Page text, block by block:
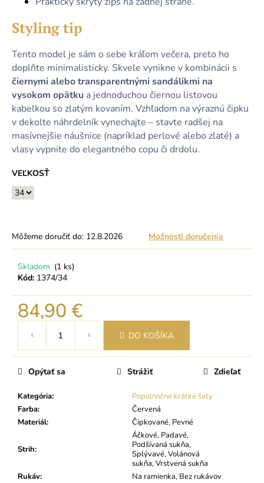
Styling tip
Tento model je sám o sebe kráľom večera, preto ho
doplňte minimalisticky. Skvele vynikne v kombinácii s
čiernymi alebo transparentnými sandálikmi na
vysokom opätku a jednoduchou čiernou listovou
kabelkou so zlatým kovaním. Vzhľadom na výraznú čipku
v dekolte náhrdelník vynechajte – stavte radšej na
masívnejšie náušnice (napríklad perlové alebo zlaté) a
vlasy vypnite do elegantného copu či drdolu.
VEĽKOSŤ
Môžeme doručiť do: 12.8.2026 Možnosti doručenia
Skladom (1 ks)
Kód: 1374/34
84,90 €
cena:
DO KOŠÍKA
Kategória:
Popolnočné krátke šaty
Farba:
Červená
Materiál: Čipkované, Pevné
Strih:
Áčkové, Padavé,
Podšívaná sukňa,
Splývavé, Volánová
sukňa, Vrstvená sukňa
Rukáv:
Na ramienka, Bez rukávov
Opýtať sa Strážiť Zdieľať